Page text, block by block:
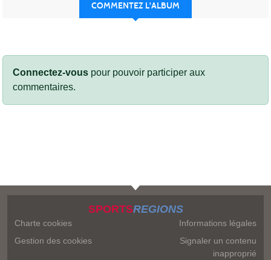
COMMENTEZ L'ALBUM
Connectez-vous pour pouvoir participer aux
commentaires.
SPORTSREGIONS
Charte cookies
Gestion des cookies
Informations légales
Signaler un contenu
inapproprié